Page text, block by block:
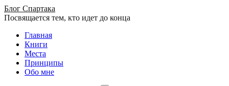
Блог Спартака
Посвящается тем, кто идет до конца
Главная
Книги
Места
Принципы
Обо мне